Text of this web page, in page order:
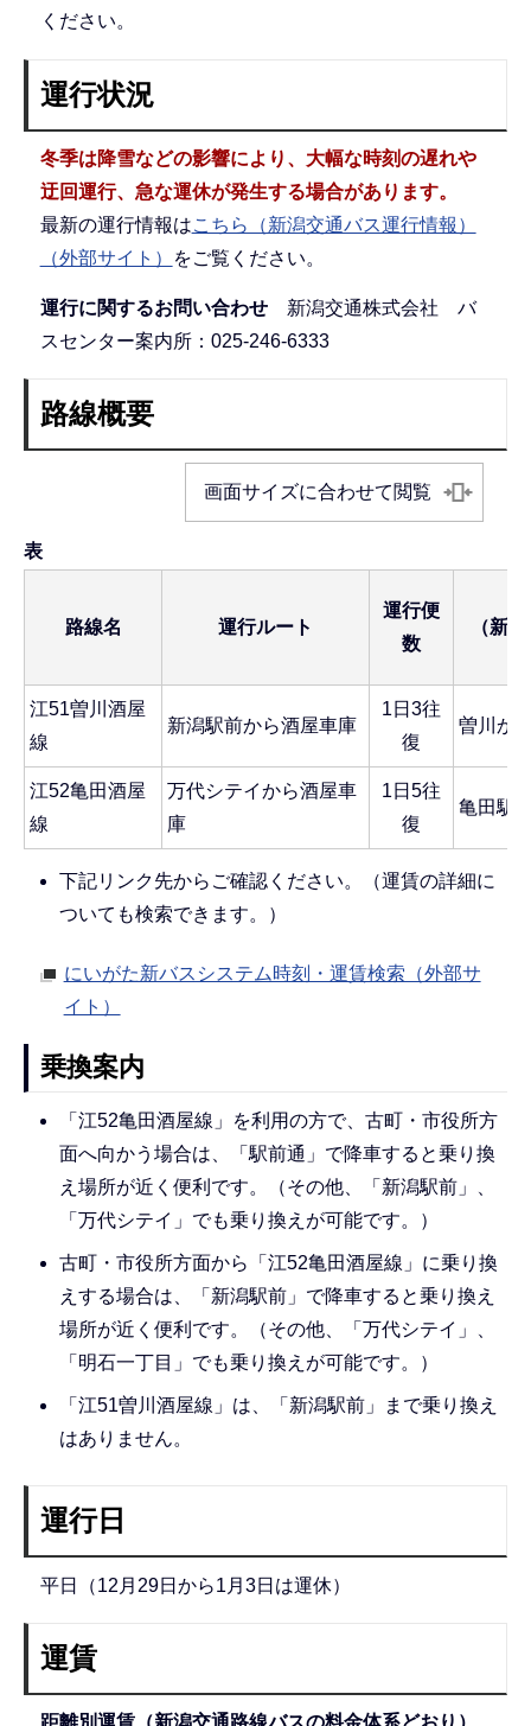
ください。
運行状況
冬季は降雪などの影響により、大幅な時刻の遅れや
迂回運行、急な運休が発生する場合があります。
最新の運行情報はこちら（新潟交通バス運行情報）
（外部サイト）
をご覧ください。
運行に関するお問い合わせ新潟交通株式会社 バ
スセンター案内所：025-246-6333
路線概要
画面サイズに合わせて閲覧
表
路線名 運行ルート
運行便
数
（新
江51曽川酒屋
線
新潟駅前から酒屋車庫
1日3往
復
曽川か
江52亀田酒屋
線
万代シテイから酒屋車
庫
1日5往
復
亀田駅
下記リンク先からご確認ください。（運賃の詳細に
ついても検索できます。）
にいがた新バスシステム時刻・運賃検索（外部サ
イト）
乗換案内
「江52亀田酒屋線」を利用の方で、古町・市役所方
面へ向かう場合は、「駅前通」で降車すると乗り換
え場所が近く便利です。（その他、「新潟駅前」、
「万代シテイ」でも乗り換えが可能です。）
古町・市役所方面から「江52亀田酒屋線」に乗り換
えする場合は、「新潟駅前」で降車すると乗り換え
場所が近く便利です。（その他、「万代シテイ」、
「明石一丁目」でも乗り換えが可能です。）
「江51曽川酒屋線」は、「新潟駅前」まで乗り換え
はありません。
運行日
平日（12月29日から1月3日は運休）
運賃